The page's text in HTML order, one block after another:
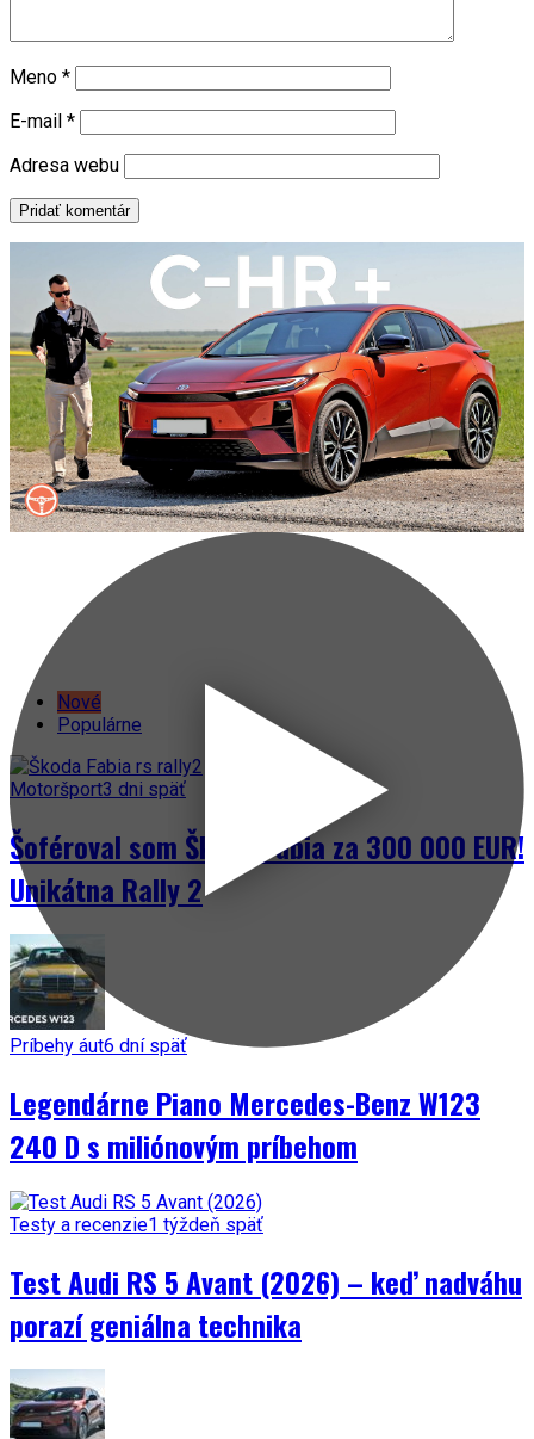
Meno *
E-mail *
Adresa webu
Nové
Populárne
Motoršport3 dni späť
Šoféroval som Škodu Fabia za 300 000 EUR!
Unikátna Rally 2
Príbehy áut6 dní späť
Legendárne Piano Mercedes-Benz W123
240 D s miliónovým príbehom
Testy a recenzie1 týždeň späť
Test Audi RS 5 Avant (2026) – keď nadváhu
porazí geniálna technika